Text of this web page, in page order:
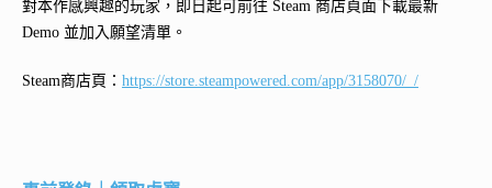
對本作感興趣的玩家，即日起可前往 Steam 商店頁面下載最新
Demo 並加入願望清單。
Steam商店頁： https://store.steampowered.com/app/3158070/_/